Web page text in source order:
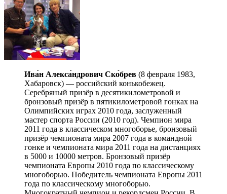
Ива́н Алекса́ндрович Ско́брев (8 февраля 1983,
Хабаровск) — российский конькобежец.
Серебряный призёр в десятикилометровой и
бронзовый призёр в пятикилометровой гонках на
Олимпийских играх 2010 года, заслуженный
мастер спорта России (2010 год). Чемпион мира
2011 года в классическом многоборье, бронзовый
призёр чемпионата мира 2007 года в командной
гонке и чемпионата мира 2011 года на дистанциях
в 5000 и 10000 метров. Бронзовый призёр
чемпионата Европы 2010 года по классическому
многоборью. Победитель чемпионата Европы 2011
года по классическому многоборью.